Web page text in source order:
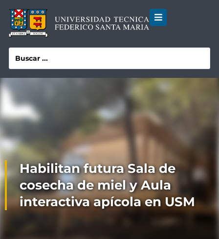
Habilitan futura Sala de
cosecha de miel y Aula
interactiva apícola en USM